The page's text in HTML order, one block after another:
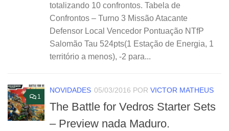
totalizando 10 confrontos. Tabela de
Confrontos – Turno 3 Missão Atacante
Defensor Local Vencedor Pontuação NTfP
Salomão Tau 524pts(1 Estação de Energia, 1
território a menos), -2 para...
1
NOVIDADES 05/03/2016 POR VICTOR MATHEUS
The Battle for Vedros Starter Sets
– Preview nada Maduro.